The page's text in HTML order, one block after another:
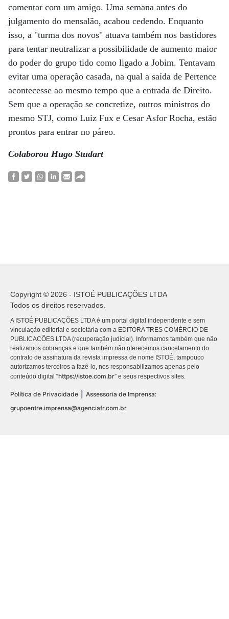
comentar com um amigo. Uma semana antes do
julgamento do mensalão, acabou cedendo. Enquanto
isso, a "turma dos novos" atuava também nos bastidores
para tentar neutralizar a possibilidade de aumento maior
do poder do grupo tido como ligado a Jobim. Tentavam
evitar uma operação casada, na qual a saída de Pertence
acontecesse ao mesmo tempo que a entrada de Direito.
Sem que a operação se concretize, outros ministros do
mesmo STJ, como Luiz Fux e Cesar Asfor Rocha, estão
prontos para entrar no páreo.
Colaborou Hugo Studart
Copyright © 2026 - ISTOÉ PUBLICAÇÕES LTDA
Todos os direitos reservados.
A ISTOÉ PUBLICAÇÕES LTDA é um portal digital independente e sem
vinculação editorial e societária com a EDITORA TRES COMÉRCIO DE
PUBLICACÕES LTDA (recuperação judicial). Informamos também que não
realizamos cobranças e que também não oferecemos cancelamento do
contrato de assinatura da revista impressa de nome ISTOÉ, tampouco
autorizamos terceiros a fazê-lo, nos responsabilizamos apenas pelo
conteúdo digital “https://istoe.com.br” e seus respectivos sites.
Política de Privacidade | Assessoria de Imprensa:
grupoentre.imprensa@agenciafr.com.br